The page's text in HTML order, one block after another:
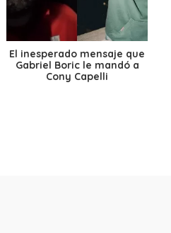
El inesperado mensaje que
Gabriel Boric le mandó a
Cony Capelli